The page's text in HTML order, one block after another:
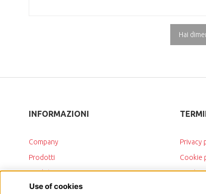
Hai
INFORMAZIONI
Company
Prodotti
Qualità
News
Privacy
Cookie